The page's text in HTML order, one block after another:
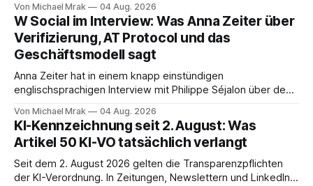
Ende eine Zusammenfassung samt Aufgabenliste. Das
funktioniert gut. Die Frage, die regelmäßig untergeht, lautet:
Wo genau liegt das Audio, wer verarbeitet es und unter
welcher Rechtsgrundlage? Es gibt
Von Michael Mrak 04 Aug. 2026
W Social im Interview: Was Anna Zeiter über
Verifizierung, AT Protocol und das
Geschäftsmodell sagt
Anna Zeiter hat in einem knapp einstündigen
englischsprachigen Interview mit Philippe Séjalon über den
über zehn Jahre Datenschutzbeauftragte bei eBay und hat
zum Thema Meinungsfreiheit promoviert. Das Gespräch ist
inhaltlich dichter als die meisten Kurzinterviews zum Thema
und beantwortet einige Fragen,
Von Michael Mrak 04 Aug. 2026
KI-Kennzeichnung seit 2. August: Was
Artikel 50 KI-VO tatsächlich verlangt
Seit dem 2. August 2026 gelten die Transparenzpflichten
der KI-Verordnung. In Zeitungen, Newslettern und LinkedIn-